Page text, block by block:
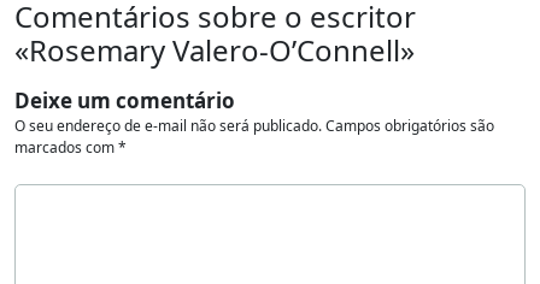
Comentários sobre o escritor
«Rosemary Valero-O’Connell»
Deixe um comentário
O seu endereço de e-mail não será publicado.Campos obrigatórios são
marcados com*